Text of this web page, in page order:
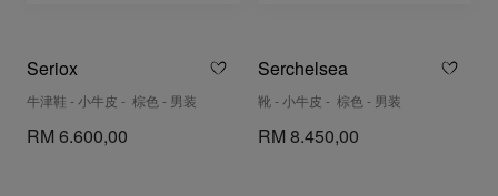
Seriox
牛津鞋 - 小牛皮 - 棕色 - 男装
RM 6.600,00
Serchelsea
靴 - 小牛皮 - 棕色 - 男装
RM 8.450,00